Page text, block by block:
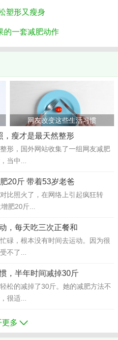
塑形又瘦身
的一套减肥动作
网友改变这些生活习惯
，瘦才是最天然整形
形，国外网站收集了一组网友减肥
当中...
20斤 带着53岁老爸
比照火了，在网络上引起疯狂转
肥20斤...
，每天吃三次正餐和
碌，根本没有时间去运动。因为很
不了...
，半年时间减掉30斤
松的减掉了30斤。她的减肥方法不
很适...
更多